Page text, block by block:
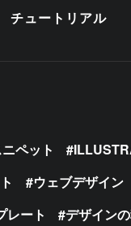
チュートリアル
ペット
ウェブデザイン
レート デザイン